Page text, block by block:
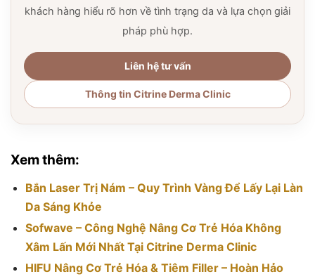
khách hàng hiểu rõ hơn về tình trạng da và lựa chọn giải
pháp phù hợp.
Liên hệ tư vấn
Thông tin Citrine Derma Clinic
Xem thêm:
Bắn Laser Trị Nám – Quy Trình Vàng Để Lấy Lại Làn
Da Sáng Khỏe
Sofwave – Công Nghệ Nâng Cơ Trẻ Hóa Không
Xâm Lấn Mới Nhất Tại Citrine Derma Clinic
HIFU Nâng Cơ Trẻ Hóa & Tiêm Filler – Hoàn Hảo